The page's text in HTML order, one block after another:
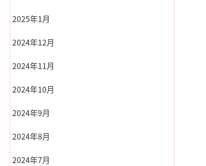
2025年1月
2024年12月
2024年11月
2024年10月
2024年9月
2024年8月
2024年7月